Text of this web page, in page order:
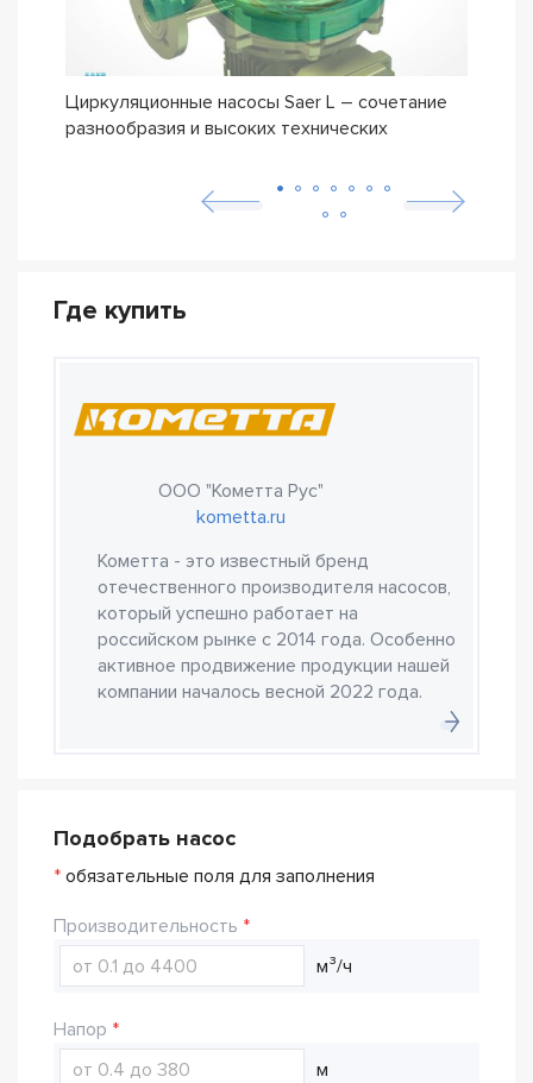
Циркуляционные насосы Saer L – сочетание
разнообразия и высоких технических
Где купить
ООО "Кометта Рус"
kometta.ru
Кометта - это известный бренд
отечественного производителя насосов,
который успешно работает на
российском рынке с 2014 года. Особенно
активное продвижение продукции нашей
компании началось весной 2022 года.
Подобрать насос
* обязательные поля для заполнения
Производительность
м³/ч
Напор
м